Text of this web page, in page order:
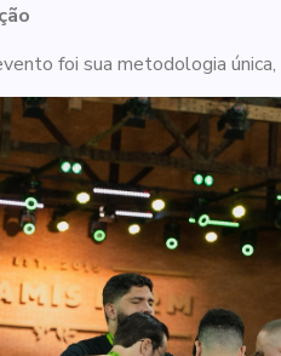
foi sua metodologia